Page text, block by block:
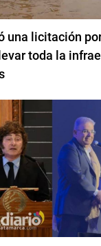
una licitación
toda la